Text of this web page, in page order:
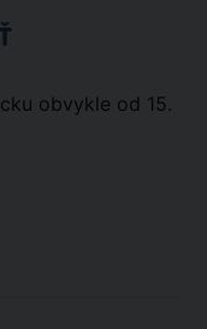
obvykle od 15.